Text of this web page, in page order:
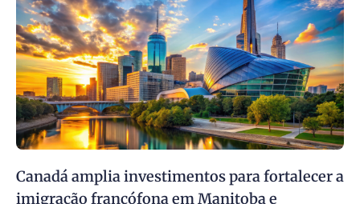
Canadá amplia investimentos para fortalecer a
imigração francófona em Manitoba e